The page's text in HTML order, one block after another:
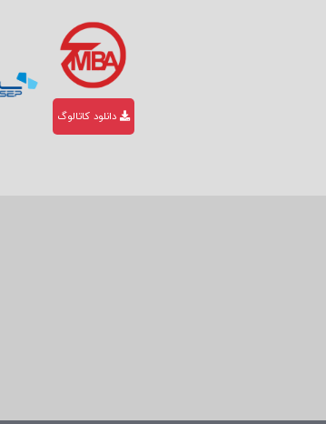
دانلود کاتالوگ